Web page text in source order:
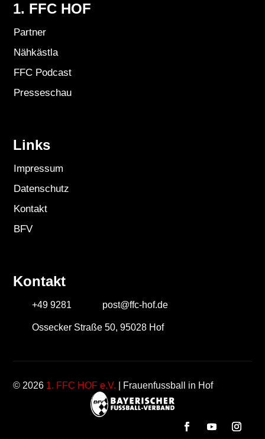
1. FFC HOF
Partner
Nähkästla
FFC Podcast
Presseschau
Links
Impressum
Datenschutz
Kontakt
BFV
Kontakt
+49 9281 post@ffc-hof.de
Ossecker Straße 50, 95028 Hof
© 2026 1. FFC HOF e.V. | Frauenfussball in Hof